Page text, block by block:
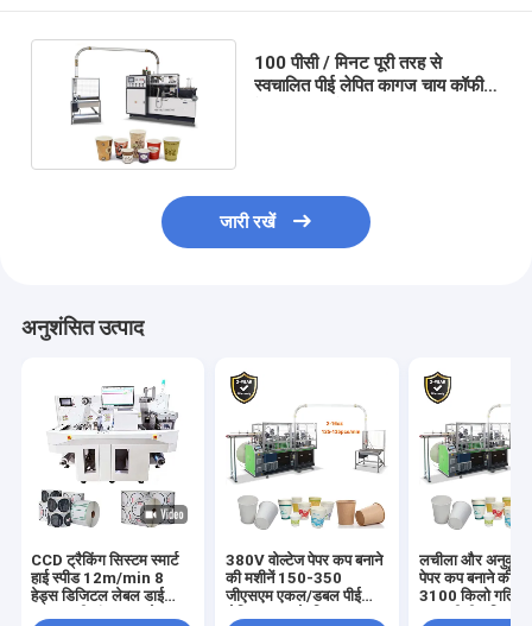
100 पीसी / मिनट पूरी तरह से
स्वचालित पीई लेपित कागज चाय कॉफी
जारी रखें
अनुशंसित उत्पाद
CCD ट्रैकिंग सिस्टम स्मार्ट
हाई स्पीड 12m/min 8
हेड्स डिजिटल लेबल डाई
380V वोल्टेज पेपर कप बनाने
की मशीनें 150-350
जीएसएम एकल/डबल पीई
लचीला और अनुकूलन
पेपर कप बनाने की
3100 किलो गति